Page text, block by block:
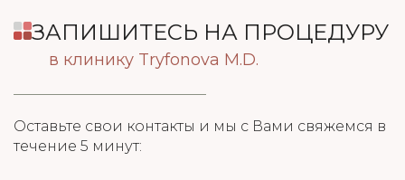
ЗАПИШИТЕСЬ НА ПРОЦЕДУРУ
в клинику Tryfonova M.D.
Оставьте свои контакты и мы с Вами свяжемся в
течение 5 минут: